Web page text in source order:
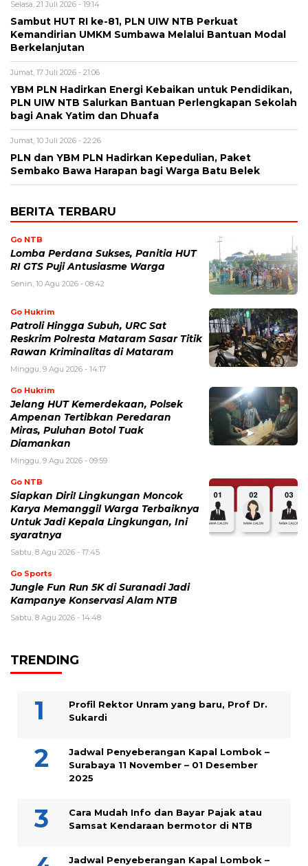
Selasa, 21 Juli 2026 - 19:14
Sambut HUT RI ke-81, PLN UIW NTB Perkuat
Kemandirian UMKM Sumbawa Melalui Bantuan Modal
Berkelanjutan
Jumat, 17 Juli 2026 - 21:06
YBM PLN Hadirkan Energi Kebaikan untuk Pendidikan,
PLN UIW NTB Salurkan Bantuan Perlengkapan Sekolah
bagi Anak Yatim dan Dhuafa
Jumat, 10 Juli 2026 - 22:26
PLN dan YBM PLN Hadirkan Kepedulian, Paket
Sembako Bawa Harapan bagi Warga Batu Belek
BERITA TERBARU
Go NTB
Lomba Perdana Sukses, Panitia HUT
RI GTS Puji Antusiasme Warga
Senin, 10 Agu 2026 - 08:42
Go Hukrim
Patroli Hingga Subuh, URC Sat
Reskrim Polresta Mataram Sasar Titik
Rawan Kriminalitas di Mataram
Minggu, 9 Agu 2026 - 14:17
Go Hukrim
Jelang HUT Kemerdekaan, Polsek
Ampenan Tertibkan Peredaran
Miras, Puluhan Botol Tuak
Diamankan
Minggu, 9 Agu 2026 - 09:59
Go NTB
Siapkan Diri! Lingkungan Moncok
Karya Memanggil Warga Terbaiknya
Untuk Jadi Kepala Lingkungan, Ini
syaratnya
Sabtu, 8 Agu 2026 - 17:45
Go Sports
Jungle Fun Run 5K di Suranadi Jadi
Kampanye Konservasi Alam NTB
Sabtu, 8 Agu 2026 - 14:48
TRENDING
Profil Rektor Unram yang baru, Prof Dr.
Sukardi
Jadwal Penyeberangan Kapal Lombok –
Surabaya 11 November – 01 Desember
2025
Cara Mudah Info dan Bayar Pajak atau
Samsat Kendaraan bermotor di NTB
Jadwal Penyeberangan Kapal Lombok –